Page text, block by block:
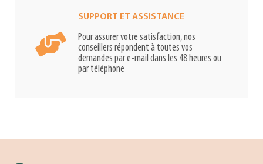
SUPPORT ET ASSISTANCE
Pour assurer votre satisfaction, nos
conseillers répondent à toutes vos
demandes par e-mail dans les 48 heures ou
par téléphone